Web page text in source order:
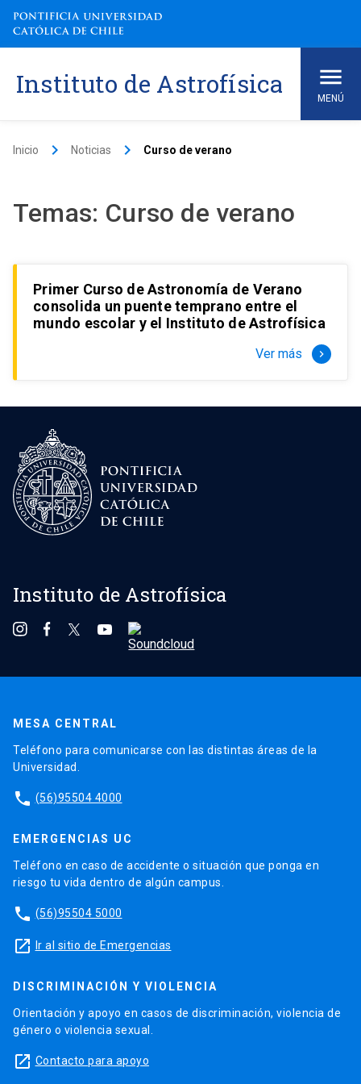
Skip
content
Instituto de Astrofísica MENÚ
Inicio keyboard_arrow_right Noticias keyboard_arrow_right Curso de verano
Temas: Curso de verano
Primer Curso de Astronomía de Verano
consolida un puente temprano entre el
mundo escolar y el Instituto de Astrofísica
Ver más keyboard_arrow_right
Instituto de Astrofísica
MESA CENTRAL
Teléfono para comunicarse con las distintas áreas de la
Universidad.
phone (56)95504 4000
EMERGENCIAS UC
Teléfono en caso de accidente o situación que ponga en
riesgo tu vida dentro de algún campus.
phone (56)95504 5000
launch Ir al sitio de Emergencias
DISCRIMINACIÓN Y VIOLENCIA
Orientación y apoyo en casos de discriminación, violencia de
género o violencia sexual.
launch Contacto para apoyo